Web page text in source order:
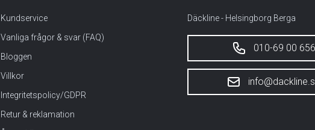
Kundservice
Vanliga frågor & svar (FAQ)
Bloggen
Villkor
Integritetspolicy/GDPR
Retur & reklamation
Däckline - Helsingborg Berga
010-69 00 656